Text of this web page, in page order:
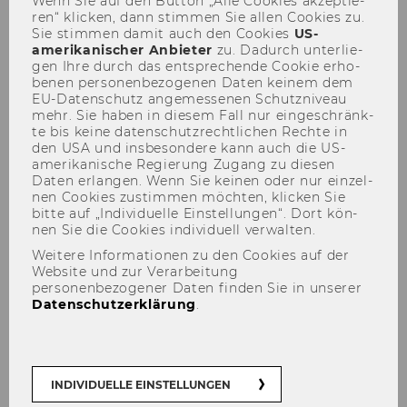
Forschungsinstitut für
Kryptoökonomie
29. April 2026
WU Talk: Yat Siu YAT SIU, Co-Founder
und Chairman Animoca Brands
„Wie KI-​Agenten un­se­re Wirt­schaft ver­än­dern,
wel­che Schlüs­sel­rol­le Web3 und Kryp­to dabei
Working Paper: Can Blockchain
ren“ kli­cken, dann stim­men Sie allen Coo­kies zu.
Sie stim­men damit auch den Coo­kies US-​
amerikanischer An­bie­ter zu. Da­durch un­ter­lie­
gen Ihre durch das ent­spre­chen­de Coo­kie er­ho­
be­nen per­so­nen­be­zo­ge­nen Daten kei­nem dem
EU-​Datenschutz an­ge­mes­se­nen Schutz­ni­veau
mehr. Sie haben in die­sem Fall nur ein­ge­schränk­
te bis keine da­ten­schutz­recht­li­chen Rech­te in
den USA und ins­be­son­de­re kann auch die US-​
amerikanische Re­gie­rung Zu­gang zu die­sen
Daten er­lan­gen. Wenn Sie kei­nen oder nur ein­zel­
nen Coo­kies zu­stim­men möch­ten, kli­cken Sie
bitte auf „In­di­vi­du­el­le Ein­stel­lun­gen“. Dort kön­
nen Sie die Coo­kies in­di­vi­du­ell ver­wal­ten.
Weitere Informationen zu den Cookies auf der
Website und zur Verarbeitung
personenbezogener Daten finden Sie in unserer
Datenschutzerklärung.
INDIVIDUELLE EINSTELLUNGEN